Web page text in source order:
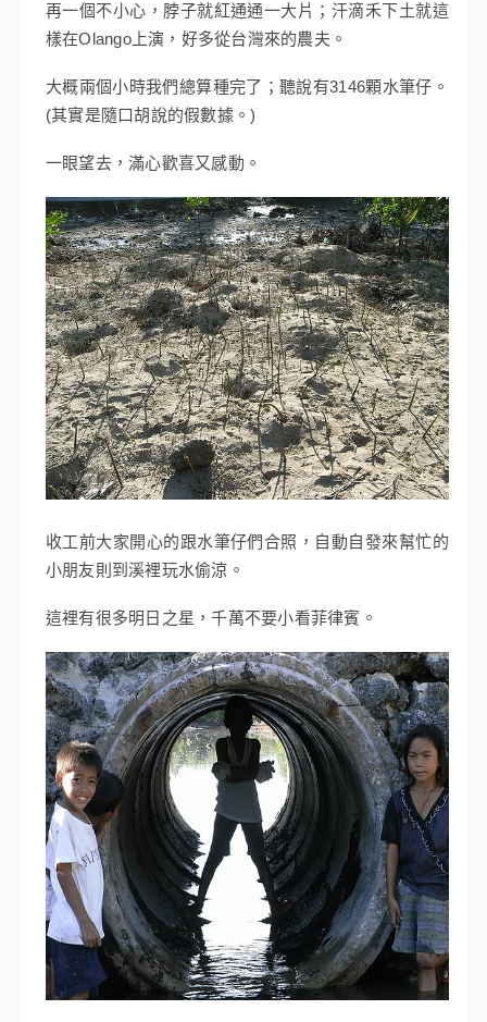
再一個不小心，脖子就紅通通一大片；汗滴禾下土就這
樣在Olango上演，好多從台灣來的農夫。
大概兩個小時我們總算種完了；聽說有3146顆水筆仔。
(其實是隨口胡說的假數據。)
一眼望去，滿心歡喜又感動。
收工前大家開心的跟水筆仔們合照，自動自發來幫忙的
小朋友則到溪裡玩水偷涼。
這裡有很多明日之星，千萬不要小看菲律賓。